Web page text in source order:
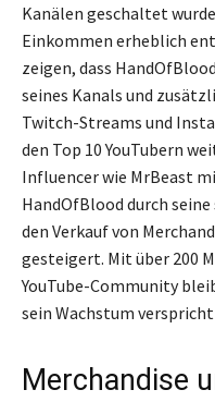
Kanälen geschaltet
Einkommen erheblich
zeigen, dass
seines Kanals und
Twitch-Streams und
den Top 10 YouTubern
Influencer wie MrBeast
HandOfBlood durch
den Verkauf von
gesteigert. Mit über 200
YouTube-Community
sein Wachstum
Merchandise